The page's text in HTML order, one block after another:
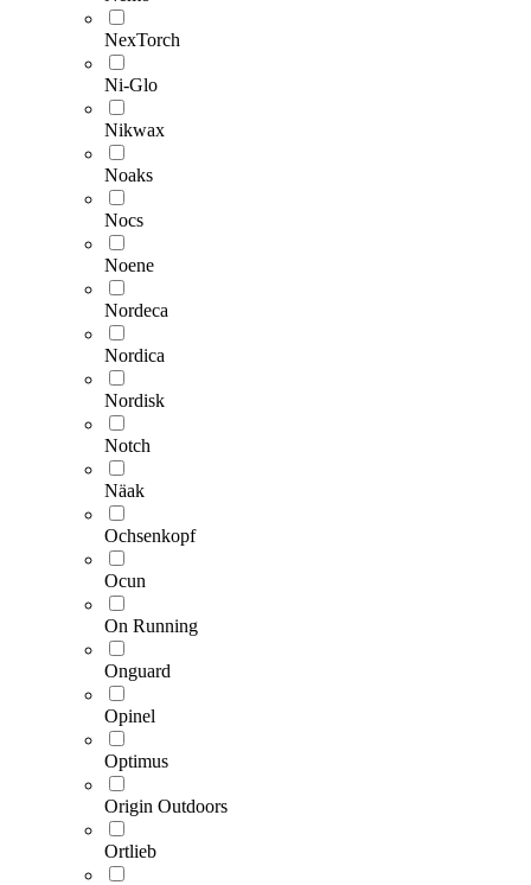
NexTorch
Ni-Glo
Nikwax
Noaks
Nocs
Noene
Nordeca
Nordica
Nordisk
Notch
Näak
Ochsenkopf
Ocun
On Running
Onguard
Opinel
Optimus
Origin Outdoors
Ortlieb